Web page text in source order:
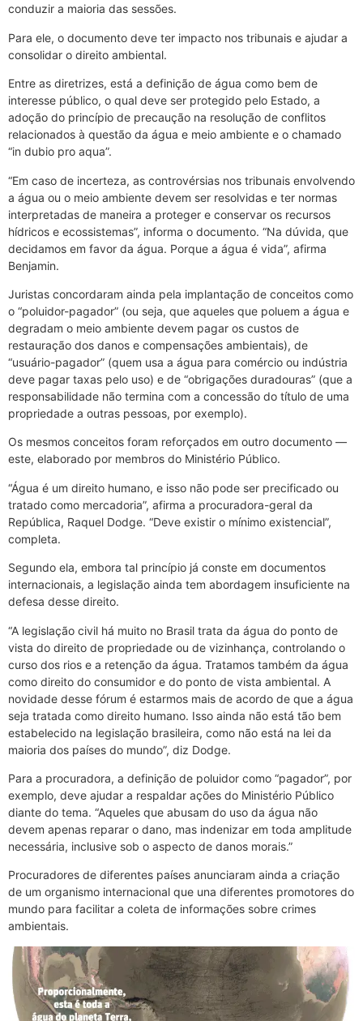
conduzir a maioria das sessões.
Para ele, o documento deve ter impacto nos tribunais e ajudar a
consolidar o direito ambiental.
Entre as diretrizes, está a definição de água como bem de
interesse público, o qual deve ser protegido pelo Estado, a
adoção do princípio de precaução na resolução de conflitos
relacionados à questão da água e meio ambiente e o chamado
“in dubio pro aqua”.
“Em caso de incerteza, as controvérsias nos tribunais envolvendo
a água ou o meio ambiente devem ser resolvidas e ter normas
interpretadas de maneira a proteger e conservar os recursos
hídricos e ecossistemas”, informa o documento. “Na dúvida, que
decidamos em favor da água. Porque a água é vida”, afirma
Benjamin.
Juristas concordaram ainda pela implantação de conceitos como
o “poluidor-pagador” (ou seja, que aqueles que poluem a água e
degradam o meio ambiente devem pagar os custos de
restauração dos danos e compensações ambientais), de
“usuário-pagador” (quem usa a água para comércio ou indústria
deve pagar taxas pelo uso) e de “obrigações duradouras” (que a
responsabilidade não termina com a concessão do título de uma
propriedade a outras pessoas, por exemplo).
Os mesmos conceitos foram reforçados em outro documento —
este, elaborado por membros do Ministério Público.
“Água é um direito humano, e isso não pode ser precificado ou
tratado como mercadoria”, afirma a procuradora-geral da
República, Raquel Dodge. “Deve existir o mínimo existencial”,
completa.
Segundo ela, embora tal princípio já conste em documentos
internacionais, a legislação ainda tem abordagem insuficiente na
defesa desse direito.
“A legislação civil há muito no Brasil trata da água do ponto de
vista do direito de propriedade ou de vizinhança, controlando o
curso dos rios e a retenção da água. Tratamos também da água
como direito do consumidor e do ponto de vista ambiental. A
novidade desse fórum é estarmos mais de acordo de que a água
seja tratada como direito humano. Isso ainda não está tão bem
estabelecido na legislação brasileira, como não está na lei da
maioria dos países do mundo”, diz Dodge.
Para a procuradora, a definição de poluidor como “pagador”, por
exemplo, deve ajudar a respaldar ações do Ministério Público
diante do tema. “Aqueles que abusam do uso da água não
devem apenas reparar o dano, mas indenizar em toda amplitude
necessária, inclusive sob o aspecto de danos morais.”
Procuradores de diferentes países anunciaram ainda a criação
de um organismo internacional que una diferentes promotores do
mundo para facilitar a coleta de informações sobre crimes
ambientais.